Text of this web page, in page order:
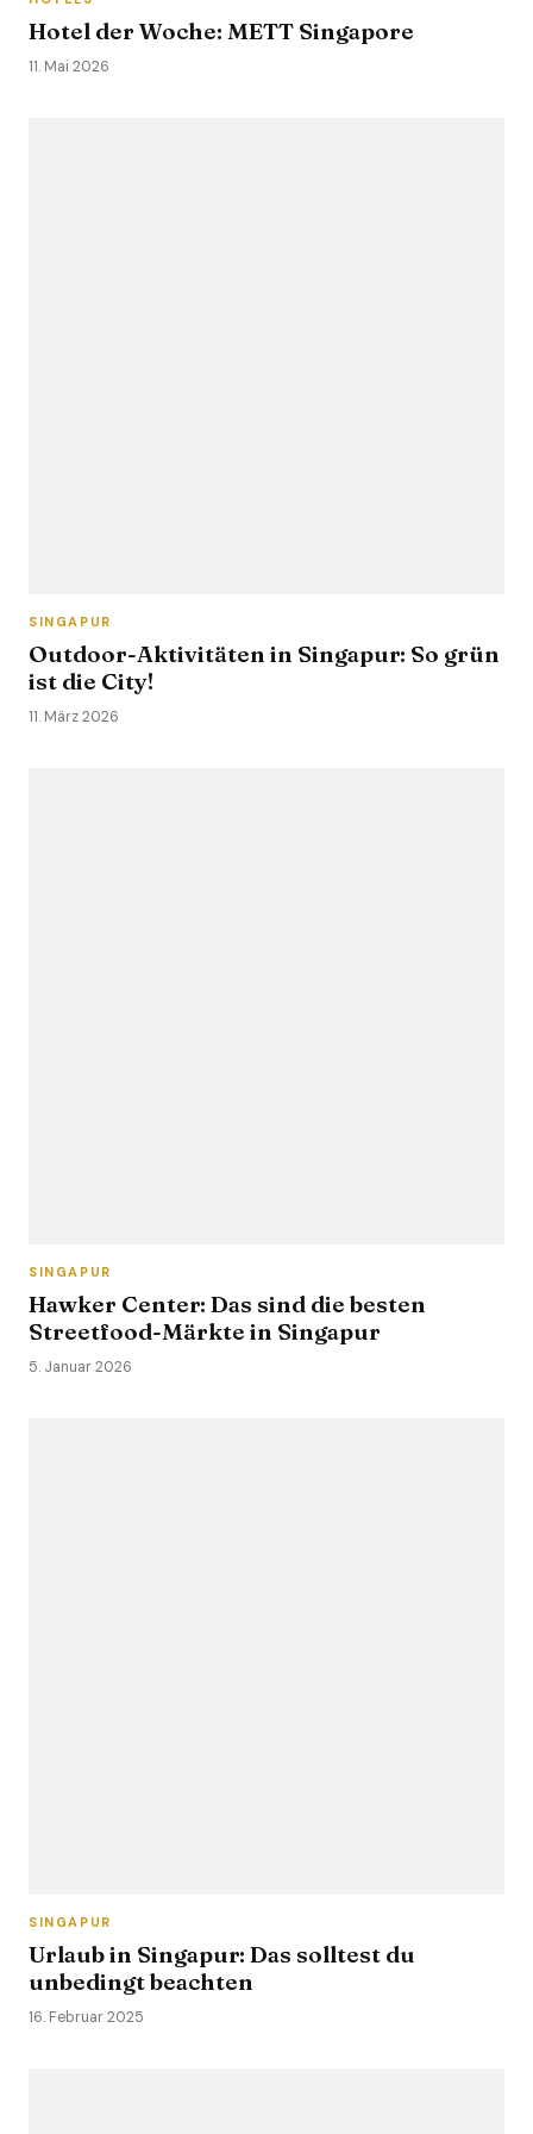
Hotel der Woche: METT Singapore
11. Mai 2026
SINGAPUR
Outdoor-Aktivitäten in Singapur: So grün
ist die City!
11. März 2026
SINGAPUR
Hawker Center: Das sind die besten
Streetfood-Märkte in Singapur
5. Januar 2026
SINGAPUR
Urlaub in Singapur: Das solltest du
unbedingt beachten
16. Februar 2025